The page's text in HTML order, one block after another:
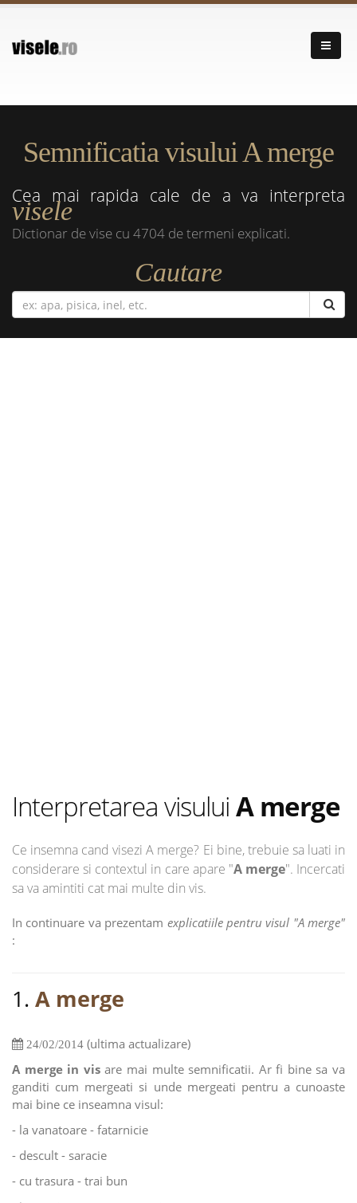
Semnificatia visului A merge
Cea mai rapida cale de a va interpreta
visele
Dictionar de vise cu 4704 de termeni explicati.
Cautare
Interpretarea visului A merge
Ce insemna cand visezi A merge? Ei bine, trebuie sa luati in
considerare si contextul in care apare "A merge". Incercati
sa va amintiti cat mai multe din vis.
In continuare va prezentam explicatiile pentru visul "A merge"
:
1. A merge
24/02/2014 (ultima actualizare)
A merge in visare mai multe semnificatii. Ar fi bine sa va
ganditi cum mergeati si unde mergeati pentru a cunoaste
mai bine ce inseamna visul:
- la vanatoare - fatarnicie
- descult - saracie
- cu trasura - trai bun